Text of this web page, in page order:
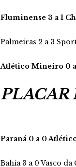
Fluminense 3 a 1
Palmeiras 2 a 3
Atlético Mineiro 0 a
PLACAR
Paraná 0 a 0
Bahia 3 a 0 Vasco da